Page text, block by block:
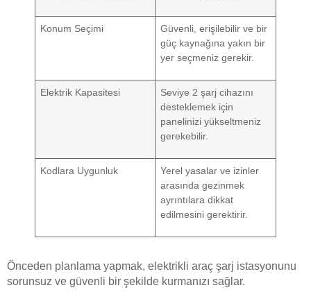
Konum Seçimi
Güvenli, erişilebilir ve bir
güç kaynağına yakın bir
yer seçmeniz gerekir.
Elektrik Kapasitesi
Seviye 2 şarj cihazını
desteklemek için
panelinizi yükseltmeniz
gerekebilir.
Kodlara Uygunluk
Yerel yasalar ve izinler
arasında gezinmek
ayrıntılara dikkat
edilmesini gerektirir.
Önceden planlama yapmak, elektrikli araç şarj istasyonunu
sorunsuz ve güvenli bir şekilde kurmanızı sağlar.